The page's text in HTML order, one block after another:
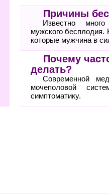
Причины
Известно
мужского бесплодия.
которые мужчина в
Почему
делать?
Современной
мочеполовой
симптоматику.